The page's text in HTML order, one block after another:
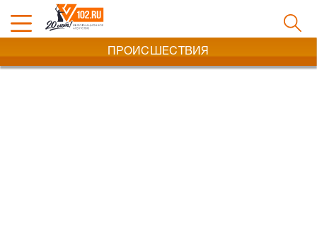
ПРОИСШЕСТВИЯ